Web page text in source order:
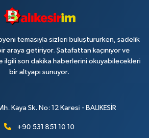
temasıyla sizleri buluştururken, sadelik
araya getiriyor. Şatafattan kaçınıyor ve
ilgili son dakika haberlerini okuyabilecekleri
bir altyapı sunuyor.
Kaya Sk. No: 12 Karesi - BALIKESİR
+90 531 851 10 10